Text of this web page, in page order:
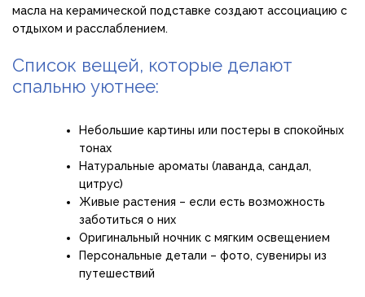
масла на керамической подставке создают ассоциацию с
отдыхом и расслаблением.
Список вещей, которые делают
спальню уютнее:
Небольшие картины или постеры в спокойных
тонах
Натуральные ароматы (лаванда, сандал,
цитрус)
Живые растения – если есть возможность
заботиться о них
Оригинальный ночник с мягким освещением
Персональные детали – фото, сувениры из
путешествий